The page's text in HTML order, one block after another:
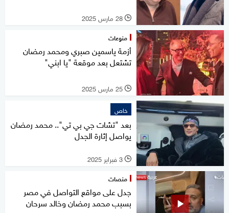
l 28 مارس 2025
منوعات
أزمة ياسمين صبري ومحمد رمضان
تشتعل بعد موقعة "يا ابني"
l 25 مارس 2025
خاص
بعد "تشات جي بي تي".. محمد رمضان
يواصل إثارة الجدل
l 3 فبراير 2025
منصات
جدل على مواقع التواصل في مصر
بسبب محمد رمضان وخالد سرحان